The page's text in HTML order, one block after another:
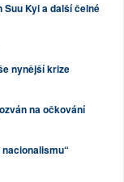
Kyi a další čelné
nynější krize
na očkování